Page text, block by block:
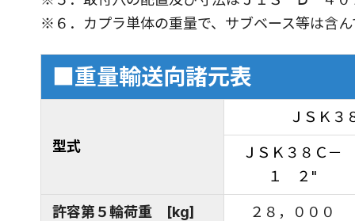
※６．カプラ単体の重量で、サブベース等は含
■重量輸送向諸元表
型式
ＪＳＫ３
ＪＳＫ３８Ｃ－
１ ２"
許容第５輪荷重 [kg] ２８，０００